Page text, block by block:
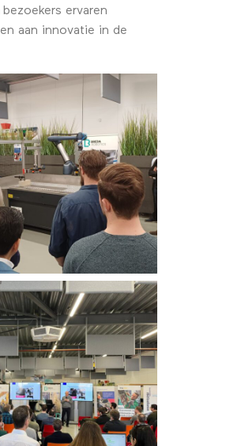
ervaren
aan innovatie in de